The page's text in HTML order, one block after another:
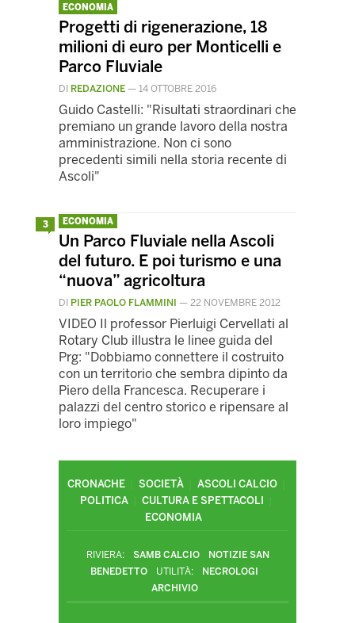
ECONOMIA
Progetti di rigenerazione, 18
milioni di euro per Monticelli e
Parco Fluviale
DI REDAZIONE — 14 OTTOBRE 2016
Guido Castelli: "Risultati straordinari che
premiano un grande lavoro della nostra
amministrazione. Non ci sono
precedenti simili nella storia recente di
Ascoli"
3 ECONOMIA
Un Parco Fluviale nella Ascoli
del futuro. E poi turismo e una
“nuova” agricoltura
DI PIER PAOLO FLAMMINI — 22 NOVEMBRE 2012
VIDEO Il professor Pierluigi Cervellati al
Rotary Club illustra le linee guida del
Prg: "Dobbiamo connettere il costruito
con un territorio che sembra dipinto da
Piero della Francesca. Recuperare i
palazzi del centro storico e ripensare al
loro impiego"
CRONACHE SOCIETÀ
ASCOLI CALCIO
POLITICA
CULTURA E SPETTACOLI
ECONOMIA
RIVIERA: SAMB CALCIO
NOTIZIE SAN
BENEDETTO
UTILITÀ:
NECROLOGI
ARCHIVIO